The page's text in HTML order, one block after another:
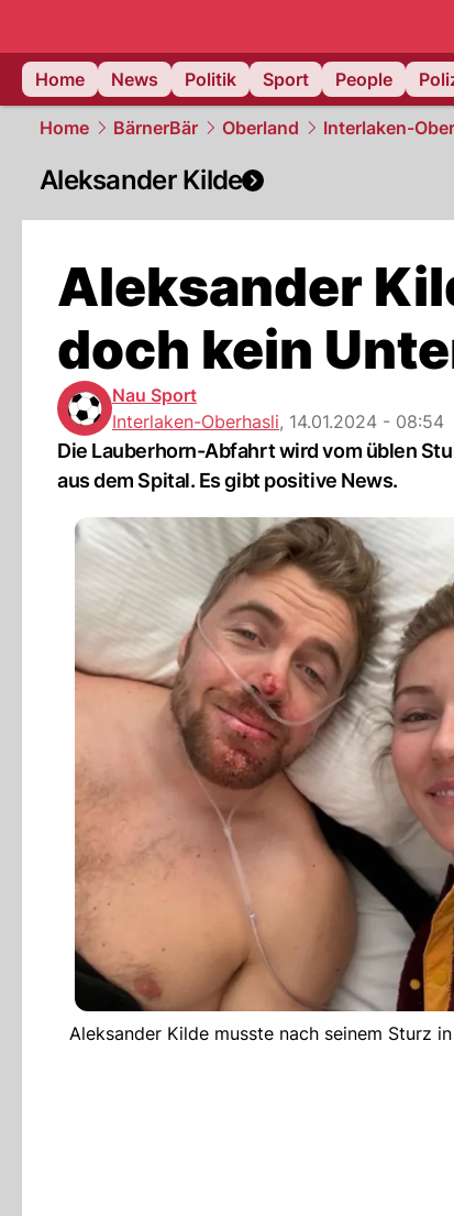
Home
News Politik Sport People
Home BärnerBär Oberland Interlaken-
Aleksander Kilde
Aleksander
doch kein
Nau Sport
Interlaken-Oberhasli, 14.01.2024 - 08:54
Die Lauberhorn-Abfahrt wird vom üblen
aus dem Spital. Es gibt positive News.
Aleksander Kilde musste nach seinem Sturz